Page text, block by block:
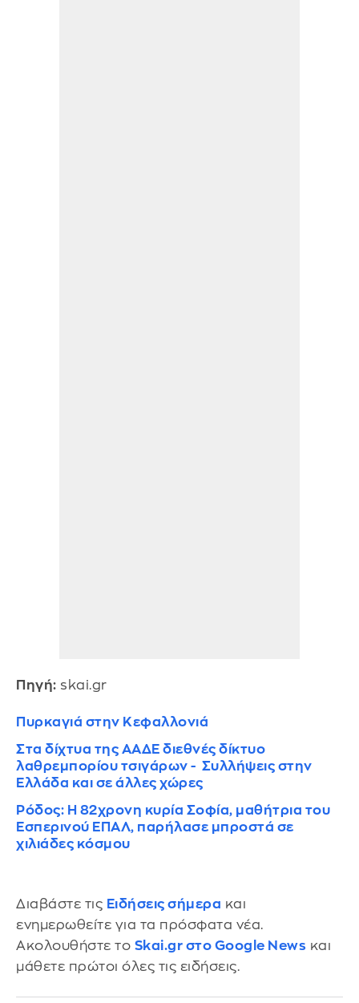
Πηγή: skai.gr
Πυρκαγιά στην Κεφαλλονιά
Στα δίχτυα της ΑΑΔΕ διεθνές δίκτυο
λαθρεμπορίου τσιγάρων - Συλλήψεις στην
Ελλάδα και σε άλλες χώρες
Ρόδος: Η 82χρονη κυρία Σοφία, μαθήτρια του
Εσπερινού ΕΠΑΛ, παρήλασε μπροστά σε
χιλιάδες κόσμου
Διαβάστε τις Ειδήσεις σήμερα και
ενημερωθείτε για τα πρόσφατα νέα.
Ακολουθήστε το Skai.gr στο Google News και
μάθετε πρώτοι όλες τις ειδήσεις.